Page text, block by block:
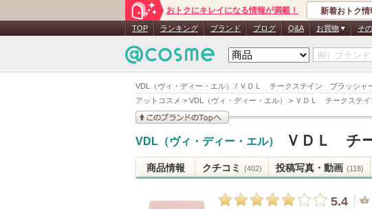
VDL（ヴィ・ディー・エル） / ＶＤＬ チークステイン ブラッシャ
アットコスメ > VDL（ヴィ・ディー・エル） > ＶＤＬ チークステ
おトクにキレイになる情報が満載！ 新着おトク情
TOP ランキング ブランド ブログ Q&A お買物 そ
VDL（ヴィ・ディー・エル） ＶＤＬ チ
商品情報 クチコミ (402) 投稿写真・動画 (118)
5.4